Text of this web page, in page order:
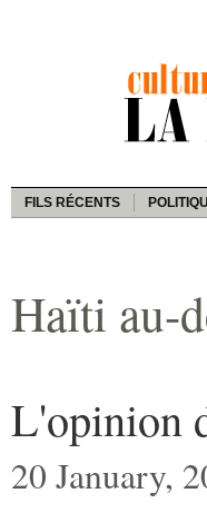
FILS RÉCENTS
Haïti au-
L'opinion
20 January,